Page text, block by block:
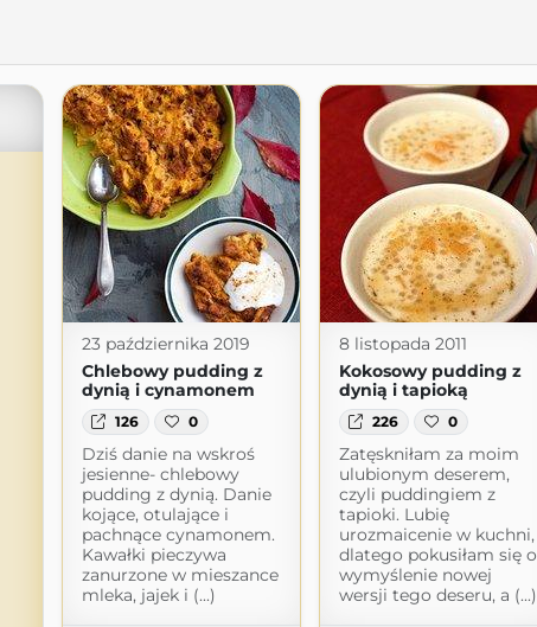
23 października 2019
Chlebowy pudding z
dynią i cynamonem
126 0
Dziś danie na wskroś
jesienne- chlebowy
pudding z dynią. Danie
kojące, otulające i
pachnące cynamonem.
Kawałki pieczywa
zanurzone w mieszance
mleka, jajek i (...)
8 listopada 2011
Kokosowy pudding z
dynią i tapioką
226 0
Zatęskniłam za moim
ulubionym deserem,
czyli puddingiem z
tapioki. Lubię
urozmaicenie w kuchni,
dlatego pokusiłam się o
wymyślenie nowej
wersji tego deseru, a (...)